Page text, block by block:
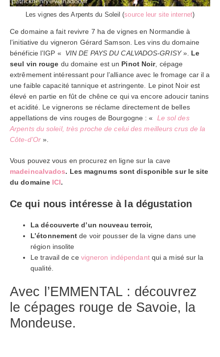
Les vignes des Arpents du Soleil (source leur site internet)
Ce domaine a fait revivre 7 ha de vignes en Normandie à
l’initiative du vigneron Gérard Samson. Les vins du domaine
bénéficie l’IGP « VIN DE PAYS DU CALVADOS-GRISY». Le
seul vin rouge du domaine est un Pinot Noir, cépage
extrêmement intéressant pour l’alliance avec le fromage car il a
une faible capacité tannique et astringente. Le pinot Noir est
élevé en partie en fût de chêne ce qui va encore adoucir tanins
et acidité. Le vignerons se réclame directement de belles
appellations de vins rouges de Bourgogne : « Le sol des
Arpents du soleil, très proche de celui des meilleurs crus de la
Côte-d’Or ».
Vous pouvez vous en procurez en ligne sur la cave
madeincalvados. Les magnums sont disponible sur le site
du domaine ICI.
Ce qui nous intéresse à la dégustation
La découverte d’un nouveau terroir,
L’étonnement de voir pousser de la vigne dans une
région insolite
Le travail de ce vigneron indépendantqui a misé sur la
qualité.
Avec l’EMMENTAL : découvrez
le cépages rouge de Savoie, la
Mondeuse.